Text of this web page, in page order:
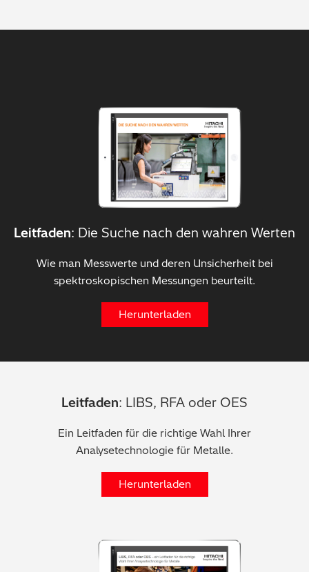
Leitfaden: Die Suche nach den wahren Werten
Wie man Messwerte und deren Unsicherheit bei
spektroskopischen Messungen beurteilt.
Herunterladen
Leitfaden: LIBS, RFA oder OES
Ein Leitfaden für die richtige Wahl Ihrer
Analysetechnologie für Metalle.
Herunterladen